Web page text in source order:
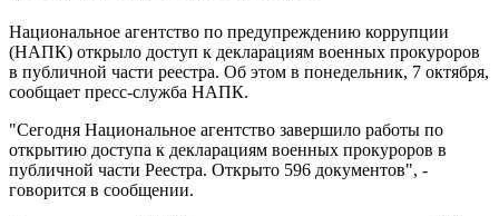
Национальное агентство по предупреждению коррупции
(НАПК) открыло доступ к декларациям военных прокуроров
в публичной части реестра. Об этом в понедельник, 7 октября,
сообщает пресс-служба НАПК.
"Сегодня Национальное агентство завершило работы по
открытию доступа к декларациям военных прокуроров в
публичной части Реестра. Открыто 596 документов", -
говорится в сообщении.